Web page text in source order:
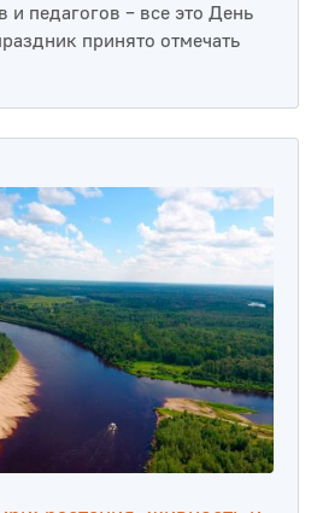
и педагогов – все это День
принято отмечать